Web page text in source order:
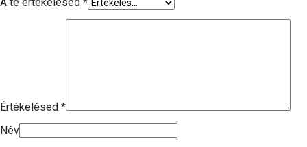
Értékelésed *
Név